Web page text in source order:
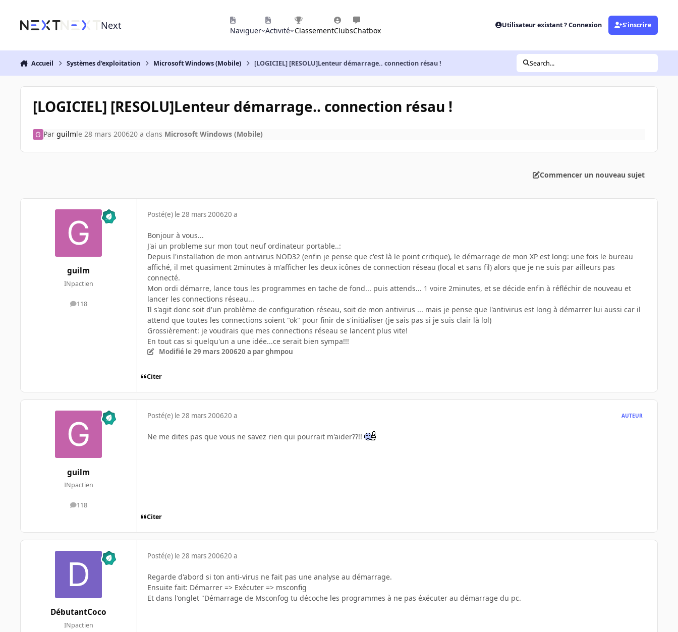
Next Naviguer Activité ClassementClubsChatbox
Utilisateur existant ? Connexion S’inscrire
Accueil Systèmes d'exploitation Microsoft Windows (Mobile) [LOGICIEL] [RESOLU]Lenteur démarrage.. connection résau ! Search...
[LOGICIEL] [RESOLU]Lenteur démarrage.. connection résau !
Par guilmle 28 mars 200620 a dans Microsoft Windows (Mobile)
Commencer un nouveau sujet
guilm
INpactien
118
messages
Posté(e) le 28 mars 200620 a
Bonjour à vous...
J'ai un probleme sur mon tout neuf ordinateur portable..:
Depuis l'installation de mon antivirus NOD32 (enfin je pense que c'est là le point critique), le démarrage de mon XP est long: une fois le bureau
affiché, il met quasiment 2minutes à m'afficher les deux icônes de connection réseau (local et sans fil) alors que je ne suis par ailleurs pas
connecté.
Mon ordi démarre, lance tous les programmes en tache de fond... puis attends... 1 voire 2minutes, et se décide enfin à réfléchir de nouveau et
lancer les connections réseau...
Il s'agit donc soit d'un problème de configuration réseau, soit de mon antivirus ... mais je pense que l'antivirus est long à démarrer lui aussi car il
attend que toutes les connections soient "ok" pour finir de s'initialiser (je sais pas si je suis clair là lol)
Grossièrement: je voudrais que mes connections réseau se lancent plus vite!
En tout cas si quelqu'un a une idée...ce serait bien sympa!!!
Modifié le 29 mars 200620 a par ghmpou
Citer
guilm
INpactien
118
messages
Posté(e) le 28 mars 200620 a AUTEUR
Ne me dites pas que vous ne savez rien qui pourrait m'aider??!!
Citer
DébutantCoco
INpactien
Posté(e) le 28 mars 200620 a
Regarde d'abord si ton anti-virus ne fait pas une analyse au démarrage.
Ensuite fait: Démarrer => Exécuter => msconfig
Et dans l'onglet "Démarrage de Msconfog tu décoche les programmes à ne pas éxécuter au démarrage du pc.